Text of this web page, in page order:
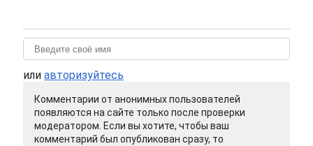
или авторизуйтесь
Комментарии от анонимных пользователей
появляются на сайте только после проверки
модератором. Если вы хотите, чтобы ваш
комментарий был опубликован сразу, то